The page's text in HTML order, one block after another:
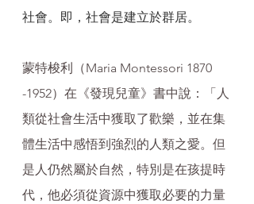
社會。即，社會是建立於群居。
蒙特梭利（Maria Montessori 1870
-1952）在《發現兒童》書中說：「人
類從社會生活中獲取了歡樂，並在集
體生活中感悟到強烈的人類之愛。但
是人仍然屬於自然，特別是在孩提時
代，他必須從資源中獲取必要的力量